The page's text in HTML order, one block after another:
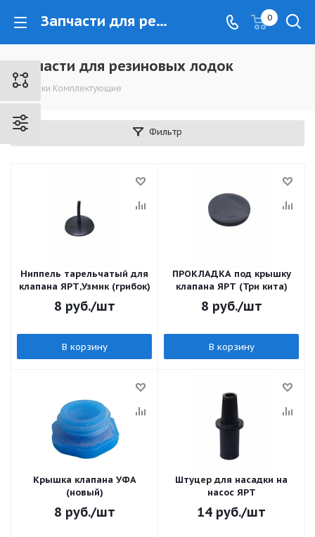
Запчасти для резиновых лодок - www.kovrovec.ru 0
Запчасти для резиновых лодок
Лодки Комплектующие
Фильтр
Ниппель тарельчатый для
клапана ЯРТ,Узмик (грибок)
8 руб./шт
В корзину
ПРОКЛАДКА под крышку
клапана ЯРТ (Три кита)
8 руб./шт
В корзину
Крышка клапана УФА
(новый)
8 руб./шт
Штуцер для насадки на
насос ЯРТ
14 руб./шт